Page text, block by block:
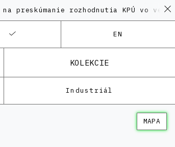
rozhodnutia KPÚ vo veci
EN
KOLEKCIE
Industriál
MAPA